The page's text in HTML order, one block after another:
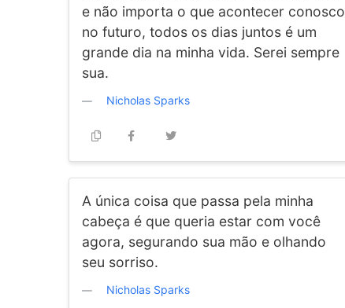
e não importa o que acontecer conosco
no futuro, todos os dias juntos é um
grande dia na minha vida. Serei sempre
sua.
Nicholas Sparks
A única coisa que passa pela minha
cabeça é que queria estar com você
agora, segurando sua mão e olhando
seu sorriso.
Nicholas Sparks